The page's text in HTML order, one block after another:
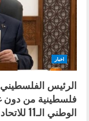
اخبار
الرئيس
فلسطينية من دون
الوطني